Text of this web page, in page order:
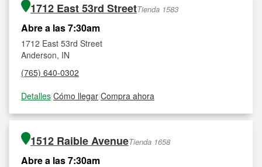
1712 East 53rd StreetTienda 1583
Abre a las 7:30am
1712 East 53rd Street
Anderson, IN
(765) 640-0302
Detalles|Cómo llegar|Compra ahora
1512 Raible AvenueTienda 1658
Abre a las 7:30am